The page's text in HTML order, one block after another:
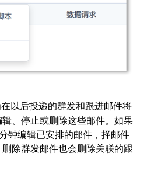
以后投递的群发和跟进邮件将
、停止或删除这些邮件。如果
钟编辑已安排的邮件，择邮件
除群发邮件也会删除关联的跟